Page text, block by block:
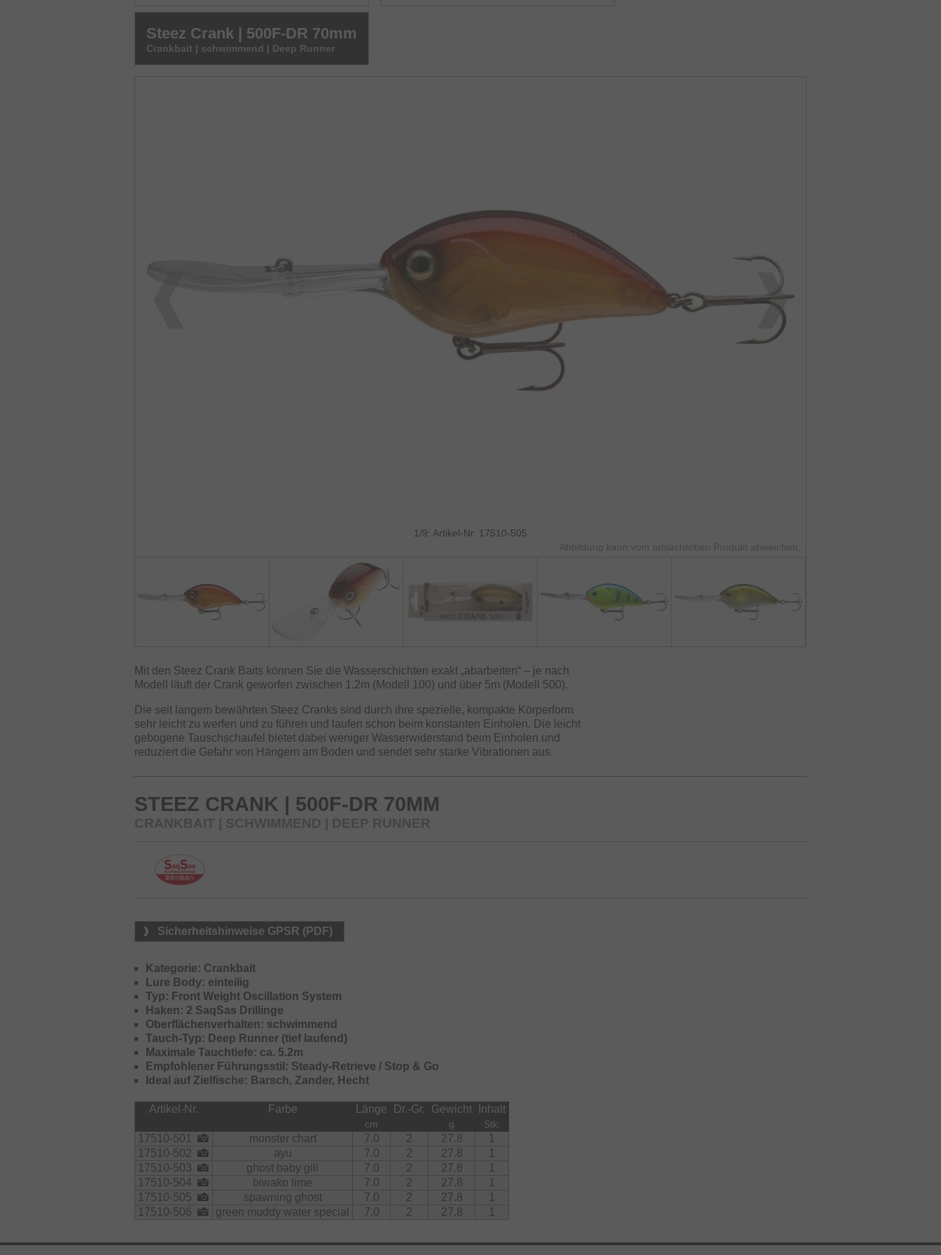
Steez Crank | 500F-DR 70mm
Crankbait | schwimmend | Deep Runner
1/9: Artikel-Nr. 17510-505
Abbildung kann vom tatsächlichen Produkt abweichen.
Mit den Steez Crank Baits können Sie die Wasserschichten exakt „abarbeiten“ – je nach
Modell läuft der Crank geworfen zwischen 1.2m (Modell 100) und über 5m (Modell 500).
Die seit langem bewährten Steez Cranks sind durch ihre spezielle, kompakte Körperform
sehr leicht zu werfen und zu führen und laufen schon beim konstanten Einholen. Die leicht
gebogene Tauschschaufel bietet dabei weniger Wasserwiderstand beim Einholen und
reduziert die Gefahr von Hängern am Boden und sendet sehr starke Vibrationen aus.
STEEZ CRANK | 500F-DR 70MM
CRANKBAIT | SCHWIMMEND | DEEP RUNNER
Sicherheitshinweise GPSR (PDF)
Kategorie: Crankbait
Lure Body: einteilig
Typ: Front Weight Oscillation System
Haken: 2 SaqSas Drillinge
Oberflächenverhalten: schwimmend
Tauch-Typ: Deep Runner (tief laufend)
Maximale Tauchtiefe: ca. 5.2m
Empfohlener Führungsstil: Steady-Retrieve / Stop & Go
Ideal auf Zielfische: Barsch, Zander, Hecht
Artikel-Nr. Farbe Länge Dr.-Gr. Gewicht Inhalt
cm g Stk.
17510-501 monster chart 7.0 2 27.8
1
17510-502
ayu 7.0 2 27.8
1
17510-503
ghost baby gill 7.0 2 27.8
1
17510-504
biwako lime 7.0 2 27.8
1
17510-505
spawning ghost 7.0 2 27.8
1
17510-506
green muddy water special 7.0 2 27.8 1